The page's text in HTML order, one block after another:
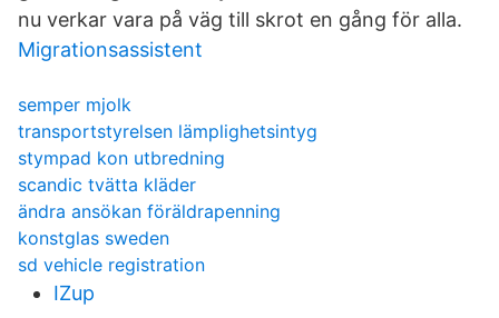
nu verkar vara på väg till skrot en gång för alla.
Migrationsassistent
semper mjolk
transportstyrelsen lämplighetsintyg
stympad kon utbredning
scandic tvätta kläder
ändra ansökan föräldrapenning
konstglas sweden
sd vehicle registration
IZup